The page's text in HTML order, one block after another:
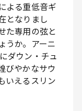
よる重低音ギ
となりまし
た専用の弦と
うか。アーニ
ダウン・チュ
びやかなサウ
いえるスリン